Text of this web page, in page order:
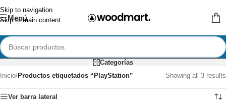
Skip to navigation
Skip to main content
Menú
Categorías
Inicio/Productos etiquetados “PlayStation” Showing all 3 results
Ver barra lateral